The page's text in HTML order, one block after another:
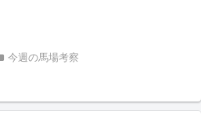
今週の馬場考察